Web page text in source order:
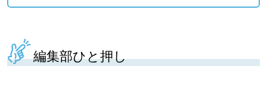
編集部ひと押し